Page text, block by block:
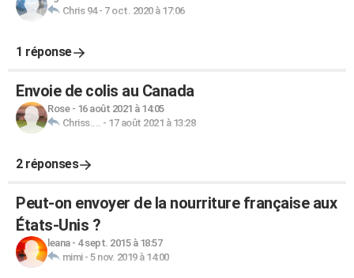
Chris 94- 7 oct. 2020 à 17:06
1 réponse
Envoie de colis au Canada
Rose- 16 août 2021 à 14:05
Chriss.... - 17 août 2021 à 13:28
2 réponses
Peut-on envoyer de la nourriture française aux
États-Unis ?
leana- 4 sept. 2015 à 18:57
mimi- 5 nov. 2019 à 14:00